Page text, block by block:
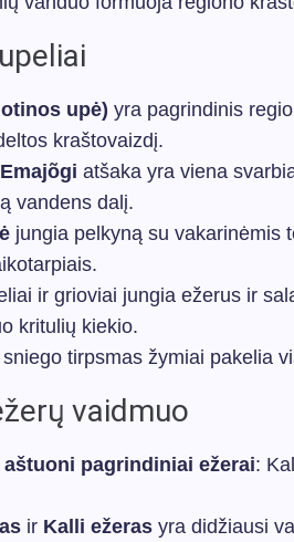
upė) yra pagrindinis
kraštovaizdį.
atšaka yra viena
vandens dalį.
jungia pelkyną su vakarinėmis
ir grioviai jungia ežerus ir
kritulių kiekio.
tirpsmas žymiai pakelia
vaidmuo
aštuoni pagrindiniai ežerai:
ir Kalli ežeras yra didžiausi